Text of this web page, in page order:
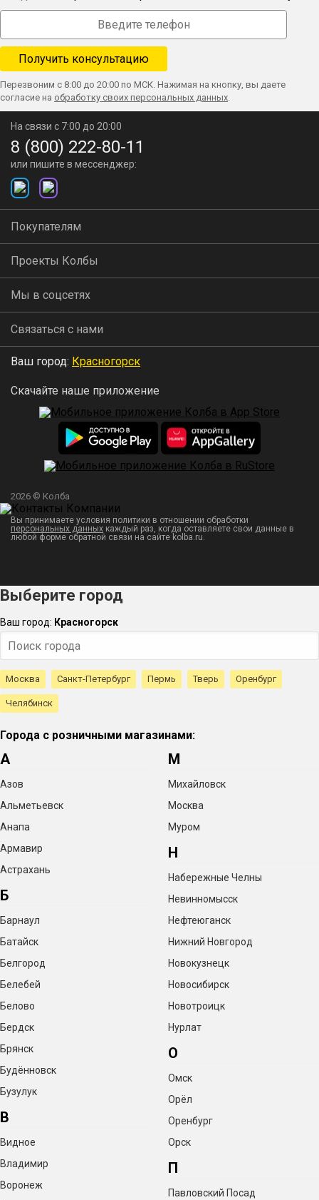
Перезвоним с 8:00 до 20:00 по МСК. Нажимая на кнопку, вы даете
согласие на обработку своих персональных данных.
На связи с 7:00 до 20:00
8 (800) 222-80-11
или пишите в мессенджер:
Покупателям
Проекты Колбы
Мы в соцсетях
Связаться с нами
Ваш город: Красногорск
Скачайте наше приложение
2026 © Колба
Вы принимаете условия политики в отношении обработки
персональных данных каждый раз, когда оставляете свои данные в
любой форме обратной связи на сайте kolba.ru.
Выберите город
Ваш город: Красногорск
Москва Санкт-Петербург Пермь Тверь Оренбург
Челябинск
Города с розничными магазинами:
А
Азов
Альметьевск
Анапа
Армавир
Астрахань
Б
Барнаул
Батайск
Белгород
Белебей
Белово
Бердск
Брянск
Будённовск
Бузулук
В
Видное
Владимир
Воронеж
М
Михайловск
Москва
Муром
Н
Набережные Челны
Невинномысск
Нефтеюганск
Нижний Новгород
Новокузнецк
Новосибирск
Новотроицк
Нурлат
О
Омск
Орёл
Оренбург
Орск
П
Павловский Посад